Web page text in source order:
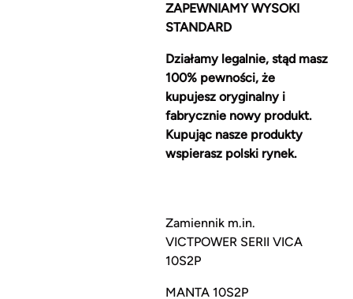
ZAPEWNIAMY WYSOKI
STANDARD
Działamy legalnie, stąd masz
100% pewności, że
kupujesz oryginalny i
fabrycznie nowy produkt.
Kupując nasze produkty
wspierasz polski rynek.
Zamiennik m.in.
VICTPOWER SERII VICA
10S2P
MANTA 10S2P